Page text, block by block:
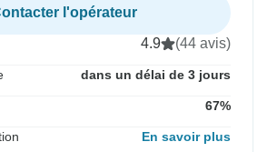
l'opérateur
4.9 (44 avis)
dans un délai de 3 jours
67%
En savoir plus